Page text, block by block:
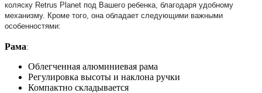
коляску Retrus Planet под Вашего ребенка, благодаря удобному
механизму. Кроме того, она обладает следующими важными
особенностями:
Рама:
Облегченная алюминиевая рама
Регулировка высоты и наклона ручки
Компактно складывается